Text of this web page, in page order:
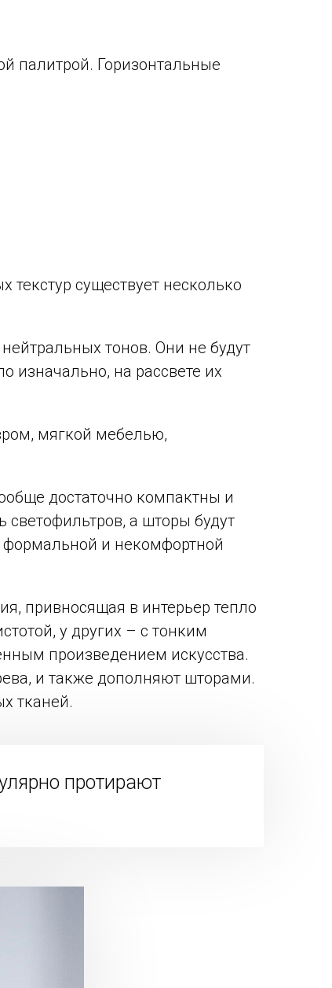
палитрой. Горизонтальные
существует несколько
тонов. Они не будут
изначально, на рассвете их
мягкой мебелью,
достаточно компактны и
светофильтров, а шторы будут
и некомфортной
привносящая в интерьер тепло
у других – с тонким
произведением искусства.
и также дополняют шторами.
тканей.
протирают